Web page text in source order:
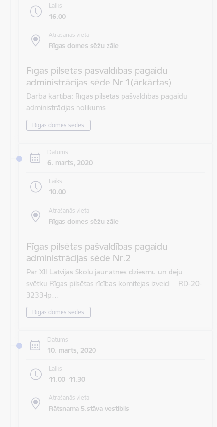
Laiks
16.00
Atrašanās vieta
Rīgas domes sēžu zāle
Rīgas pilsētas pašvaldības pagaidu
administrācijas sēde Nr.1(ārkārtas)
Darba kārtība: Rīgas pilsētas pašvaldības pagaidu
administrācijas nolikums
Rīgas domes sēdes
Datums
6. marts, 2020
Laiks
10.00
Atrašanās vieta
Rīgas domes sēžu zāle
Rīgas pilsētas pašvaldības pagaidu
administrācijas sēde Nr.2
Par XII Latvijas Skolu jaunatnes dziesmu un deju
svētku Rīgas pilsētas rīcības komitejas izveidi RD-20-
3233-lp…
Rīgas domes sēdes
Datums
10. marts, 2020
Laiks
11.00–11.30
Atrašanās vieta
Rātsnama 5.stāva vestibils